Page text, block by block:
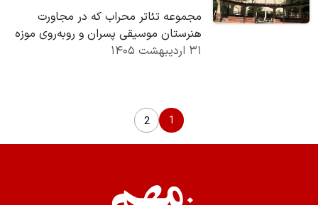
مجموعه تئاتر محراب که در مجاورت
هنرستان موسیقی پسران و روبه‌روی موزه
ملی قرآن قرار دارد، در هفته دوم جنگ
۳۱ اردیبهشت ۱۴۰۵
1
2